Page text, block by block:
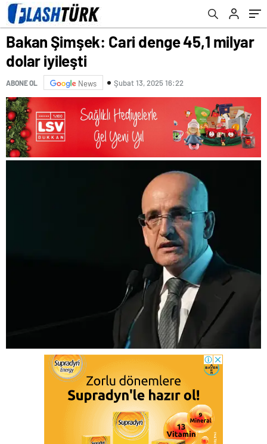
Bakan Şimşek: Cari denge 45,1 milyar
dolar iyileşti
ABONE OL News Şubat 13, 2025 16:22